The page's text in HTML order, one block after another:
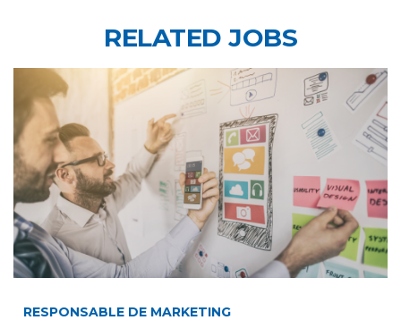
RELATED JOBS
RESPONSABLE DE MARKETING